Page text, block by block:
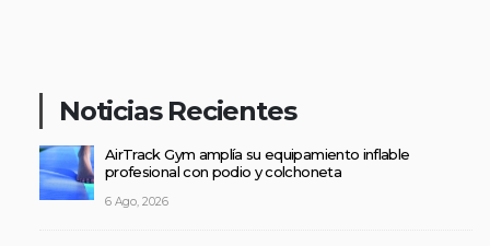
Noticias Recientes
AirTrack Gym amplía su equipamiento inflable
profesional con podio y colchoneta
6 Ago, 2026